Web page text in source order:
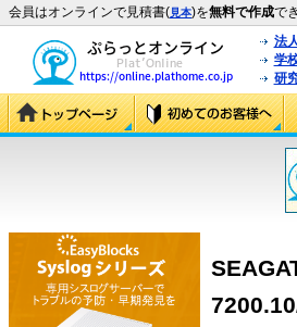
会員はオンラインで見積書(見本)を無料で作成で
法
学
研